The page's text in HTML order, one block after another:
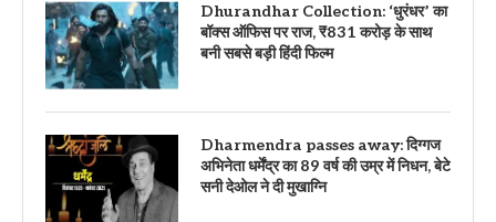
Dhurandhar Collection: ‘धुरंधर’ का
बॉक्स ऑफिस पर राज, ₹831 करोड़ के साथ
बनी सबसे बड़ी हिंदी फिल्म
Dharmendra passes away: दिग्गज
अभिनेता धर्मेंद्र का 89 वर्ष की उम्र में निधन, बेटे
सनी देओल ने दी मुखाग्नि